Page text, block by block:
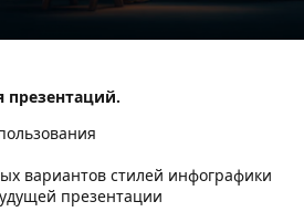
презентаций.
вариантов стилей инфографики
презентации